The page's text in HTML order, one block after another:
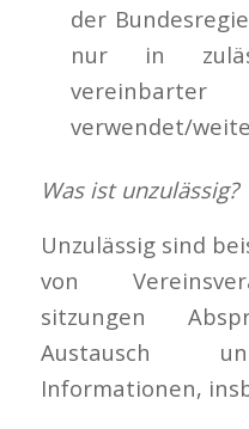
der
nur in
verwendet/
Was ist unzulässig?
Unzulässig sind
von
sitzungen
Austausch
Informationen,